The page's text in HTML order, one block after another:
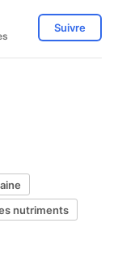
Suivre
nutriments